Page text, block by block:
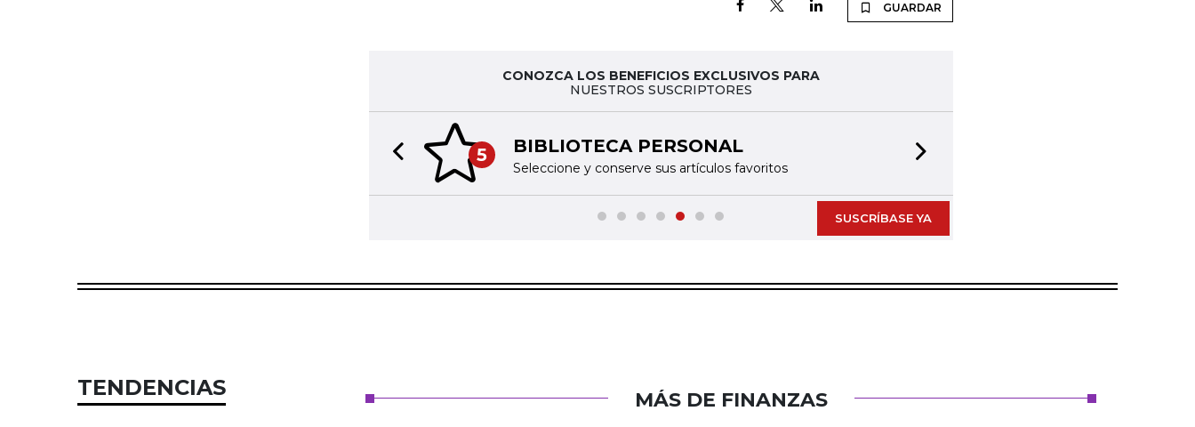
GUARDAR
CONOZCA LOS BENEFICIOS EXCLUSIVOS PARA
NUESTROS SUSCRIPTORES
5 BIBLIOTECA PERSONAL
Seleccione y conserve sus artículos favoritos
Previous slide
SUSCRÍBASE YA
TENDENCIAS MÁS DE FINANZAS